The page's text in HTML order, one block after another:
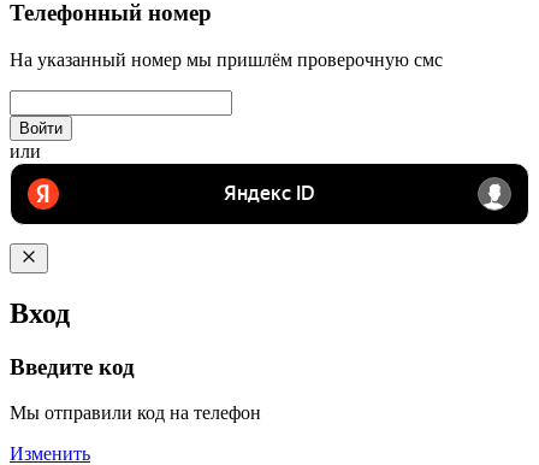
Телефонный номер
На указанный номер мы пришлём проверочную смс
Войти
или
Вход
Введите код
Мы отправили код на телефон
Изменить